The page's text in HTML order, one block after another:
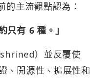
主流觀點認為：
只有 6 種。」
）並反覆使
、開源性、擴展性和